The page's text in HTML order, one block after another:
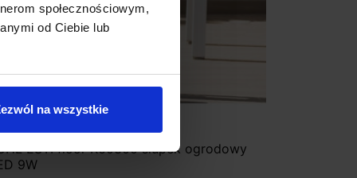
społecznościowym,
od Ciebie lub
na wszystkie
ESTI floor K60300 słupek ogrodowy
9W